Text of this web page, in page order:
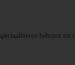
behoren